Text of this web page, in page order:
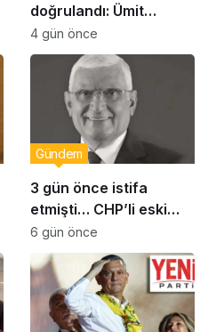
doğrulandı: Ümit
Dikbayır AKP’ye mi
geçiyor!
4 gün önce
3 gün önce istifa
etmişti… CHP’li eski
vekil Orhan Ziya Diren
hayatını kaybetti!
Gündem
6 gün önce